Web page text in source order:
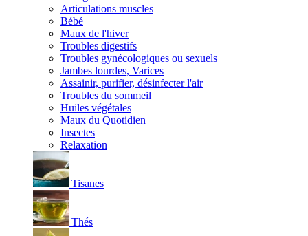
Articulations muscles
Bébé
Maux de l'hiver
Troubles digestifs
Troubles gynécologiques ou sexuels
Jambes lourdes, Varices
Assainir, purifier, désinfecter l'air
Troubles du sommeil
Huiles végétales
Maux du Quotidien
Insectes
Relaxation
Tisanes
Thés